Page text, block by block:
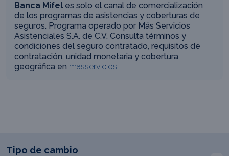
Banca Mifel es solo el canal de comercialización
de los programas de asistencias y coberturas de
seguros. Programa operado por Más Servicios
Asistenciales S.A. de C.V. Consulta términos y
condiciones del seguro contratado, requisitos de
contratación, unidad monetaria y cobertura
geográfica en masservicios
Tipo de cambio